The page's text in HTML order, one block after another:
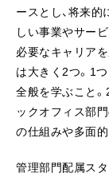
ースとし、将来
しい事業やサー
必要なキャリア
は大きく2つ。1
全般を学ぶこと。
ックオフィス部
の仕組みや多面
管理部門配属ス